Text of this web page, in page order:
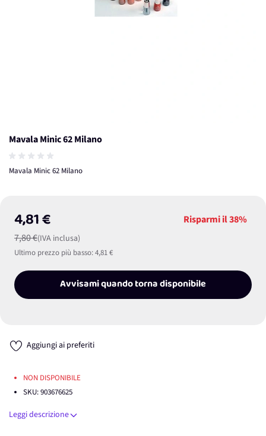
Mavala Minic 62 Milano
Mavala Minic 62 Milano
4,81 €
7,80 €(IVA inclusa)
Risparmi il38%
Ultimo prezzo più basso:4,81 €
Avvisami quando torna disponibile
Aggiungi ai preferiti
NON DISPONIBILE
SKU:903676625
Leggi descrizione